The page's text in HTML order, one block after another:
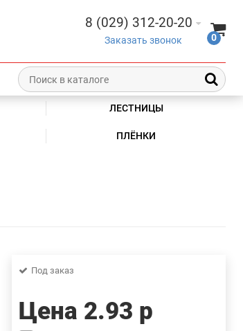
8 (029) 312-20-20
Заказать звонок 0
ЛЕСТНИЦЫ
ПЛЁНКИ
Под заказ
Цена 2.93 р